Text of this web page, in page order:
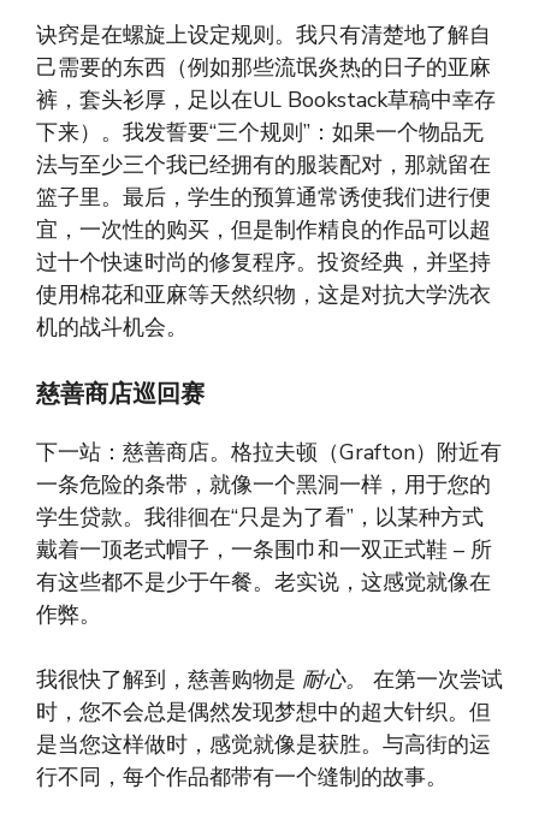
诀窍是在螺旋上设定规则。我只有清楚地了解自
己需要的东西（例如那些流氓炎热的日子的亚麻
裤，套头衫厚，足以在UL Bookstack草稿中幸存
下来）。我发誓要“三个规则”：如果一个物品无
法与至少三个我已经拥有的服装配对，那就留在
篮子里。最后，学生的预算通常诱使我们进行便
宜，一次性的购买，但是制作精良的作品可以超
过十个快速时尚的修复程序。投资经典，并坚持
使用棉花和亚麻等天然织物，这是对抗大学洗衣
机的战斗机会。
慈善商店巡回赛
下一站：慈善商店。格拉夫顿（Grafton）附近有
一条危险的条带，就像一个黑洞一样，用于您的
学生贷款。我徘徊在“只是为了看”，以某种方式
戴着一顶老式帽子，一条围巾和一双正式鞋 – 所
有这些都不是少于午餐。老实说，这感觉就像在
作弊。
我很快了解到，慈善购物是 耐心。
在第一次尝试
时，您不会总是偶然发现梦想中的超大针织。但
是当您这样做时，感觉就像是获胜。与高街的运
行不同，每个作品都带有一个缝制的故事。